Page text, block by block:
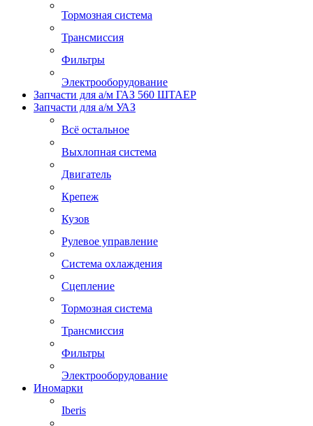
Тормозная система
Трансмиссия
Фильтры
Электрооборудование
Запчасти для а/м ГАЗ 560 ШТАЕР
Запчасти для а/м УАЗ
Всё остальное
Выхлопная система
Двигатель
Крепеж
Кузов
Рулевое управление
Система охлаждения
Сцепление
Тормозная система
Трансмиссия
Фильтры
Электрооборудование
Иномарки
Iberis